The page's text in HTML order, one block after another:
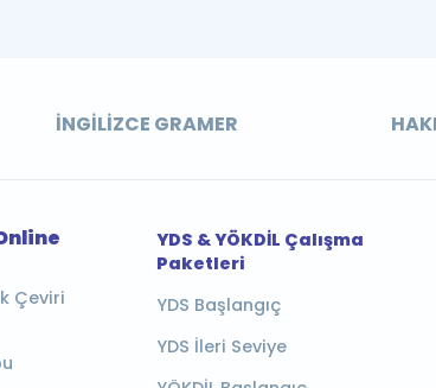
İNGILIZCE GRAMER
Çeviri
YDS & YÖKDİL Çalışma
Paketleri
YDS Başlangıç
YDS İleri Seviye